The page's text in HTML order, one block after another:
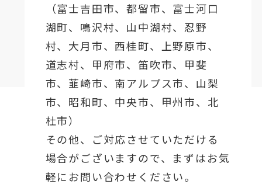
（富士吉田市、都留市、 富士河口
湖町、鳴沢村、山中湖村、忍野
村、 大月市、西桂町、上野原市、
道志村、 甲府市、笛吹市、甲斐
市、韮崎市、南アルプス市、山梨
市、昭和町、中央市、甲州市、北
杜市）
その他、ご対応させていただける
場合がございますので、まずはお気
軽にお問い合わせください。